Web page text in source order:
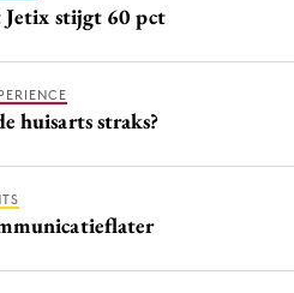
stijgt 60 pct
huisarts straks?